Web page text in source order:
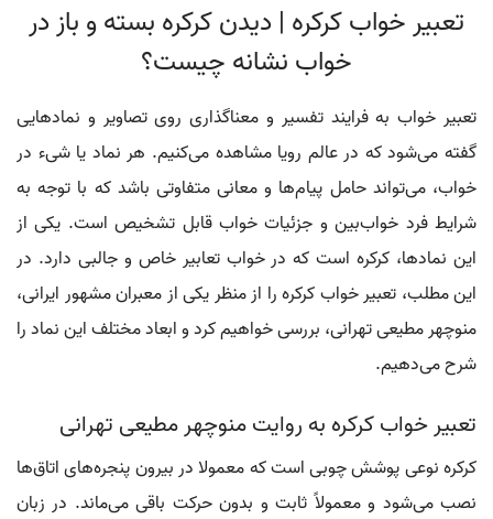
تعبیر خواب کرکره | دیدن کرکره بسته و باز در
خواب نشانه چیست؟
تعبیر خواب به فرایند تفسیر و معناگذاری روی تصاویر و نمادهایی
گفته می‌شود که در عالم رویا مشاهده می‌کنیم. هر نماد یا شیء در
خواب، می‌تواند حامل پیام‌ها و معانی متفاوتی باشد که با توجه به
شرایط فرد خواب‌بین و جزئیات خواب قابل تشخیص است. یکی از
این نمادها، کرکره است که در خواب تعابیر خاص و جالبی دارد. در
این مطلب، تعبیر خواب کرکره را از منظر یکی از معبران مشهور ایرانی،
منوچهر مطیعی تهرانی، بررسی خواهیم کرد و ابعاد مختلف این نماد را
شرح می‌دهیم.
تعبیر خواب کرکره به روایت منوچهر مطیعی تهرانی
کرکره نوعی پوشش چوبی است که معمولا در بیرون پنجره‌های اتاق‌ها
نصب می‌شود و معمولاً ثابت و بدون حرکت باقی می‌ماند. در زبان